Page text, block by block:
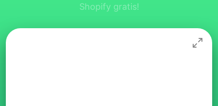
Shopify gratis!